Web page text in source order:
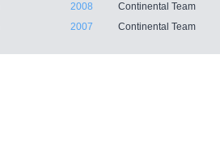
2008
Continental Team
2007 Continental Team